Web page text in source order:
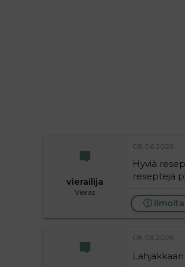
vierailija
Vieras
08.06.2026
Hyviä
reseptejä
08.06.2026